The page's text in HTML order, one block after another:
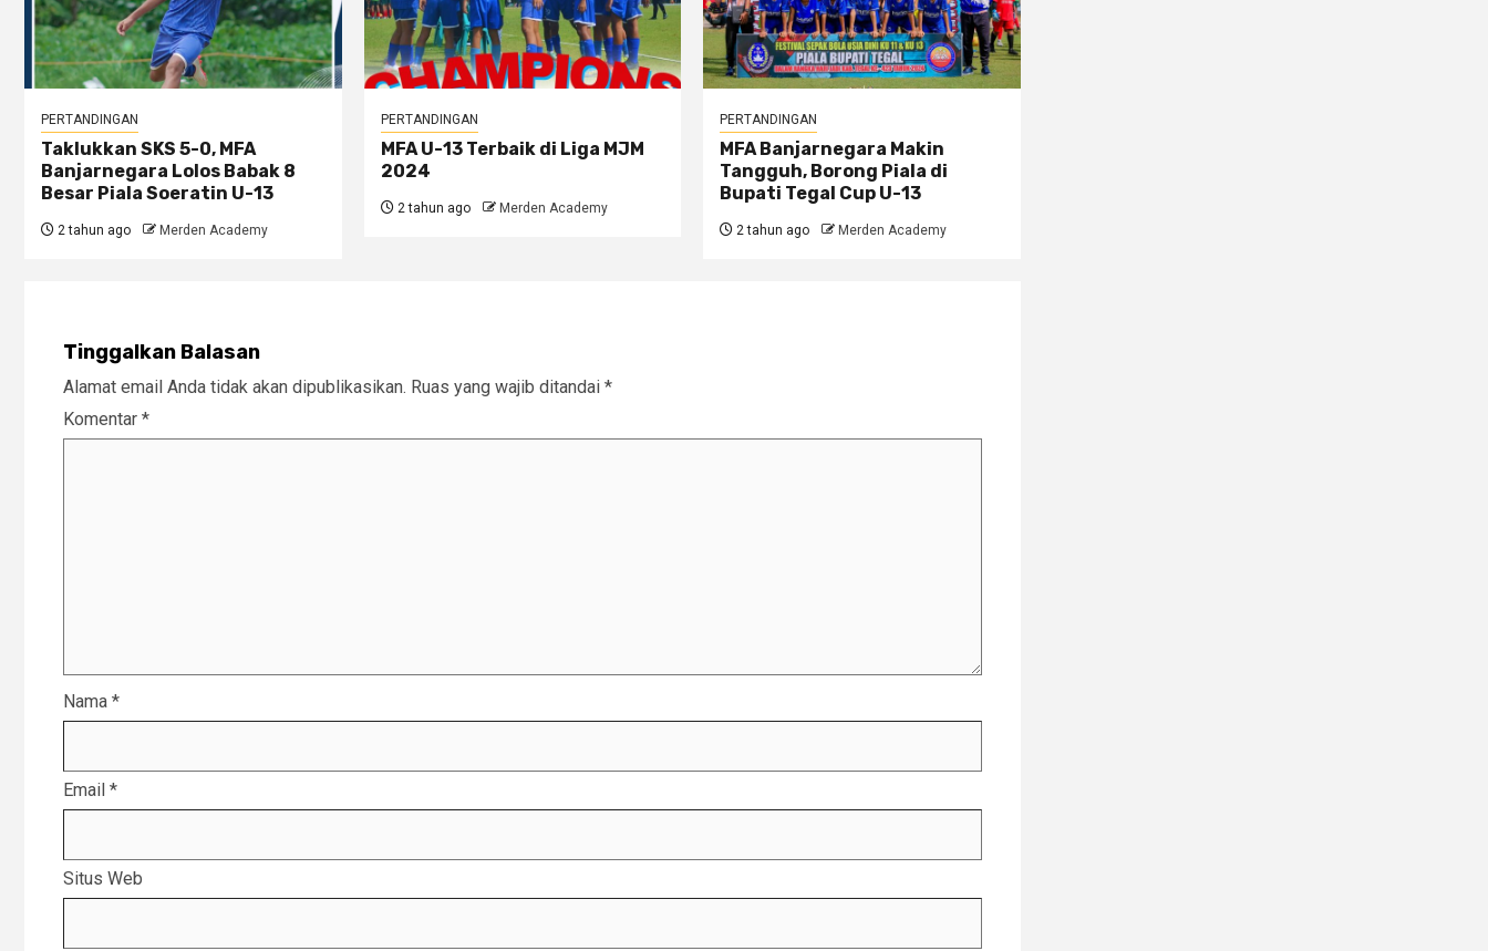
PERTANDINGAN
Taklukkan SKS 5-0, MFA
Banjarnegara Lolos Babak 8
Besar Piala Soeratin U-13
2 tahun ago Merden Academy
PERTANDINGAN
MFA U-13 Terbaik di Liga MJM
2024
2 tahun ago Merden Academy
PERTANDINGAN
MFA Banjarnegara Makin
Tangguh, Borong Piala di
Bupati Tegal Cup U-13
2 tahun ago Merden Academy
Tinggalkan Balasan
Alamat email Anda tidak akan dipublikasikan. Ruas yang wajib ditandai *
Komentar *
Nama *
Email *
Situs Web